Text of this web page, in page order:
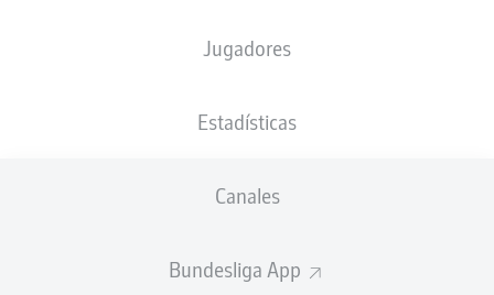
Jugadores
Estadísticas
Canales
Bundesliga App